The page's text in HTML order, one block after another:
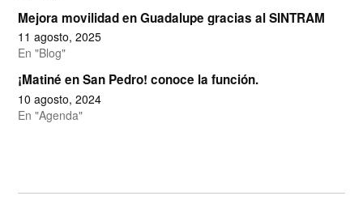
Mejora movilidad en Guadalupe gracias al SINTRAM
11 agosto, 2025
En "Blog"
¡Matiné en San Pedro! conoce la función.
10 agosto, 2024
En "Agenda"